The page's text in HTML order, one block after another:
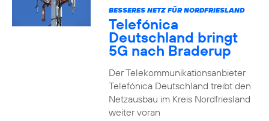
BESSERES NETZ FÜR NORDFRIESLAND
Telefónica
Deutschland bringt
5G nach Braderup
Der Telekommunikationsanbieter
Telefónica Deutschland treibt den
Netzausbau im Kreis Nordfriesland
weiter voran